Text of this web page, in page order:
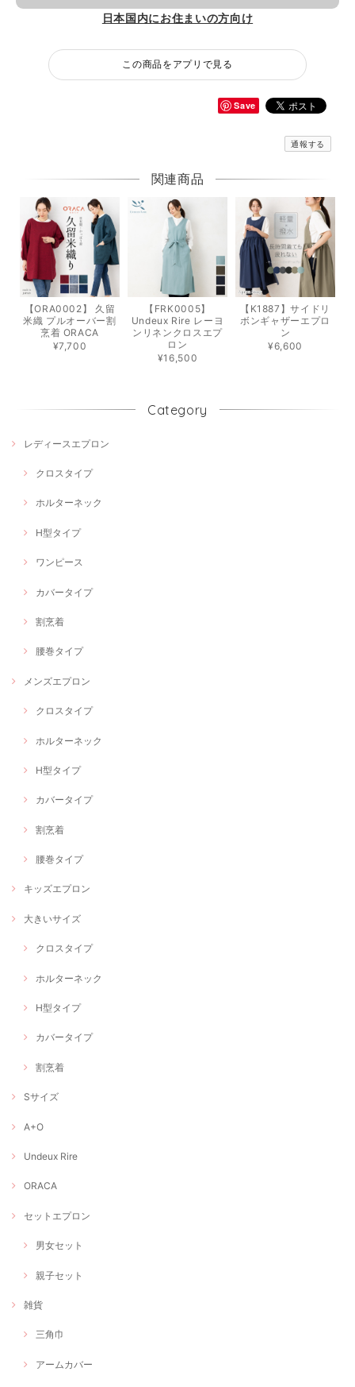
日本国内にお住まいの方向け
この商品をアプリで見る
Save
通報する
関連商品
【ORA0002】 久留
米織 プルオーバー割
烹着 ORACA
¥7,700
【FRK0005】
Undeux Rire レーヨ
ンリネンクロスエプ
ロン
¥16,500
【K1887】サイドリ
ボンギャザーエプロ
ン
¥6,600
Category
レディースエプロン
クロスタイプ
ホルターネック
H型タイプ
ワンピース
カバータイプ
割烹着
腰巻タイプ
メンズエプロン
クロスタイプ
ホルターネック
H型タイプ
カバータイプ
割烹着
腰巻タイプ
キッズエプロン
大きいサイズ
クロスタイプ
ホルターネック
H型タイプ
カバータイプ
割烹着
Sサイズ
A+O
Undeux Rire
ORACA
セットエプロン
男女セット
親子セット
雑貨
三角巾
アームカバー